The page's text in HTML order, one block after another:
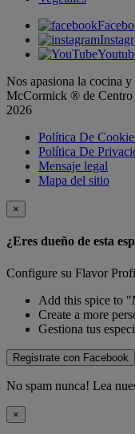
Nos apasiona la cocina y
McCormick ® de Centro
2026
Política De
Política De
Mensaje legal
Mapa del sitio
×
¿Eres dueño de esta
Configure su Flavor
Add this spice to
Create a more
Gestiona tus
Registrate con Facebook
No spam nunca! Lea
×